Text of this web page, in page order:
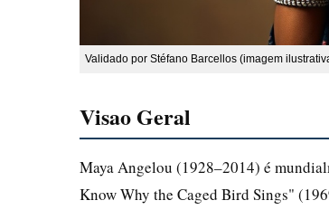
Validado por Stéfano Barcellos (imagem
Visao Geral
Maya Angelou (1928–2014) é
Know Why the Caged Bird Sings"